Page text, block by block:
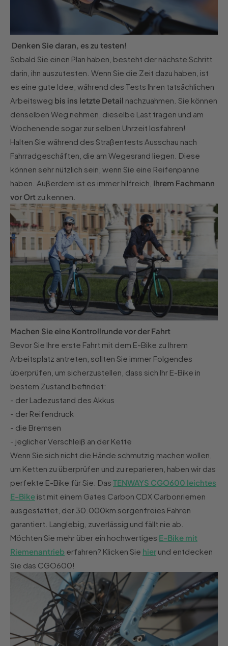
Denken Sie daran, es zu testen!
Sobald Sie einen Plan haben, besteht der nächste Schritt
darin, ihn auszutesten. Wenn Sie die Zeit dazu haben, ist
es eine gute Idee, während des Tests Ihren tatsächlichen
Arbeitsweg bis ins letzte Detail nachzuahmen. Sie können
denselben Weg nehmen, dieselbe Last tragen und am
Wochenende sogar zur selben Uhrzeit losfahren!
Halten Sie während des Straßentests Ausschau nach
Fahrradgeschäften, die am Wegesrand liegen. Diese
können sehr nützlich sein, wenn Sie eine Reifenpanne
haben. Außerdem ist es immer hilfreich, Ihrem Fachmann
vor Ort zu kennen.
Machen Sie eine Kontrollrunde vor der Fahrt
Bevor Sie Ihre erste Fahrt mit dem E-Bike zu Ihrem
Arbeitsplatz antreten, sollten Sie immer Folgendes
überprüfen, um sicherzustellen, dass sich Ihr E-Bike in
bestem Zustand befindet:
- der Ladezustand des Akkus
- der Reifendruck
- die Bremsen
- jeglicher Verschleiß an der Kette
Wenn Sie sich nicht die Hände schmutzig machen wollen,
um Ketten zu überprüfen und zu reparieren, haben wir das
perfekte E-Bike für Sie. Das TENWAYS CGO600 leichtes
E-Bike ist mit einem Gates Carbon CDX Carbonriemen
ausgestattet, der 30.000km sorgenfreies Fahren
garantiert. Langlebig, zuverlässig und fällt nie ab.
Möchten Sie mehr über ein hochwertiges E-Bike mit
Riemenantrieb erfahren? Klicken Sie hier und entdecken
Sie das CGO600!